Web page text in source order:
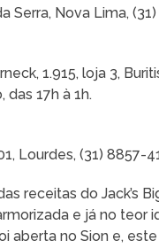
Serra, Nova Lima,
1.915, loja 3,
das 17h à 1h.
Lourdes, (31) 8857-
receitas do Jack’s
e já no
aberta no Sion e,